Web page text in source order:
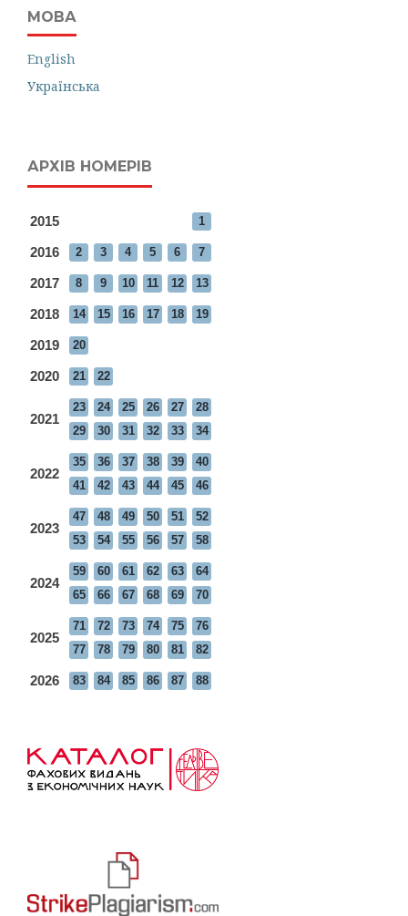
МОВА
English
Українська
АРХІВ НОМЕРІВ
2015 1
2016 2 3 4 5 6 7
2017 8 9 10 11 12 13
2018 14 15 16 17 18 19
2019 20
2020 21 22
2021
23 24 25 26 27
28
29
30 31 32 33 34
2022
35 36 37 38 39
40
41
42 43 44 45 46
2023
47 48 49 50 51
52
53
54 55 56 57 58
2024
59 60 61 62 63
64
65
66 67 68 69 70
2025
71 72 73 74 75
76
77
78 79 80 81 82
2026 83 84 85 86 87 88